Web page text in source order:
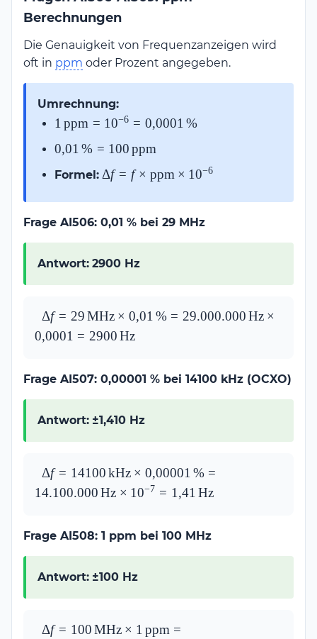
Berechnungen
Die Genauigkeit von Frequenzanzeigen wird
oft in ppm oder Prozent angegeben.
Umrechnung:
1\,\text{ppm}
0{,}0001\,\%
1 ppm = 10−6 = 0,0001 %
0{,}01\,\% =
0,01 % = 100ppm
Formel: \Delta f = f
\text{ppm}
\times
Δf = f × ppm × 10−6
Frage AI506: 0,01 % bei 29 MHz
Antwort: 2900 Hz
\Delta f =
29\,\text{MHz} \times
\times 0{,}0001 =
Δf = 29MHz × 0,01 % = 29.000.000Hz ×
0,0001 = 2900Hz
Frage AI507: 0,00001 % bei 14100 kHz (OCXO)
Antwort: ±1,410 Hz
\Delta f =
14100\,\text{kHz}
14.100.000\,\text{Hz}
1{,}41\,\text{Hz}
Δf = 14100kHz × 0,00001 % =
14.100.000 Hz × 10−7 = 1 ,41 Hz
Frage AI508: 1 ppm bei 100 MHz
Antwort: ±100 Hz
\Delta f =
Δf = 100MHz × 1 ppm =